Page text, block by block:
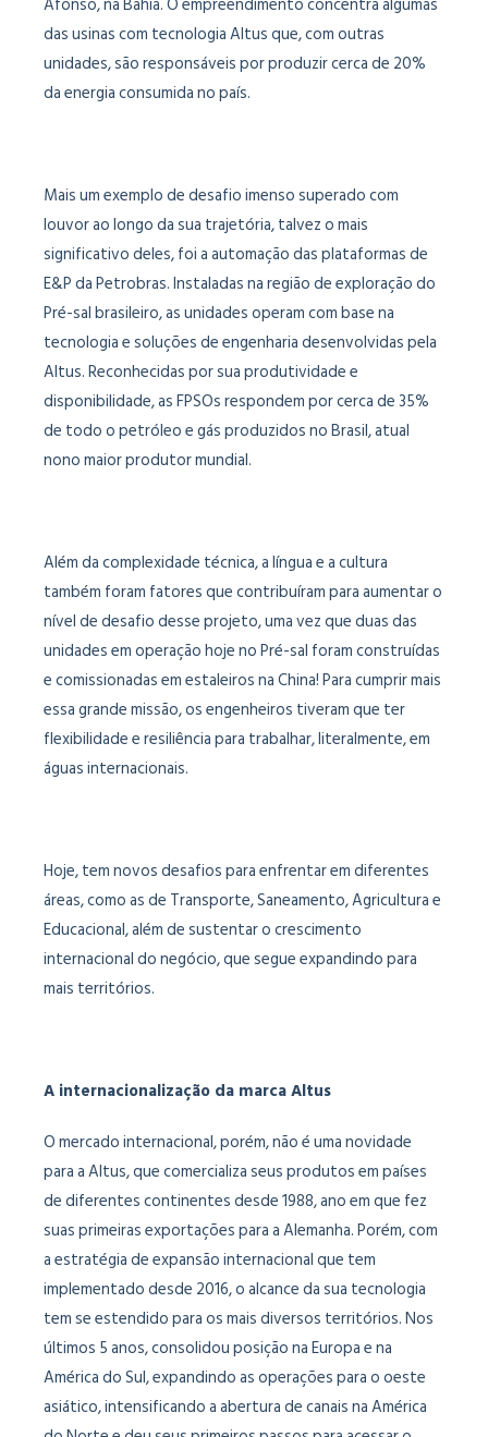
das usinas com tecnologia Altus que, com outras
unidades, são responsáveis por produzir cerca de 20%
da energia consumida no país.
Mais um exemplo de desafio imenso superado com
louvor ao longo da sua trajetória, talvez o mais
significativo deles, foi a automação das plataformas de
E&P da Petrobras. Instaladas na região de exploração do
Pré-sal brasileiro, as unidades operam com base na
tecnologia e soluções de engenharia desenvolvidas pela
Altus. Reconhecidas por sua produtividade e
disponibilidade, as FPSOs respondem por cerca de 35%
de todo o petróleo e gás produzidos no Brasil, atual
nono maior produtor mundial.
Além da complexidade técnica, a língua e a cultura
também foram fatores que contribuíram para aumentar o
nível de desafio desse projeto, uma vez que duas das
unidades em operação hoje no Pré-sal foram construídas
e comissionadas em estaleiros na China! Para cumprir mais
essa grande missão, os engenheiros tiveram que ter
flexibilidade e resiliência para trabalhar, literalmente, em
águas internacionais.
Hoje, tem novos desafios para enfrentar em diferentes
áreas, como as de Transporte, Saneamento, Agricultura e
Educacional, além de sustentar o crescimento
internacional do negócio, que segue expandindo para
mais territórios.
A internacionalização da marca Altus
O mercado internacional, porém, não é uma novidade
para a Altus, que comercializa seus produtos em países
de diferentes continentes desde 1988, ano em que fez
suas primeiras exportações para a Alemanha. Porém, com
a estratégia de expansão internacional que tem
implementado desde 2016, o alcance da sua tecnologia
tem se estendido para os mais diversos territórios. Nos
últimos 5 anos, consolidou posição na Europa e na
América do Sul, expandindo as operações para o oeste
asiático, intensificando a abertura de canais na América